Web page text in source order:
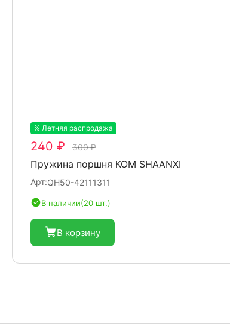
% Летняя распродажа
240 ₽ 300 ₽
Пружина поршня КОМ SHAANXI
Арт:QH50-42111311
В наличии(20 шт.)
В корзину